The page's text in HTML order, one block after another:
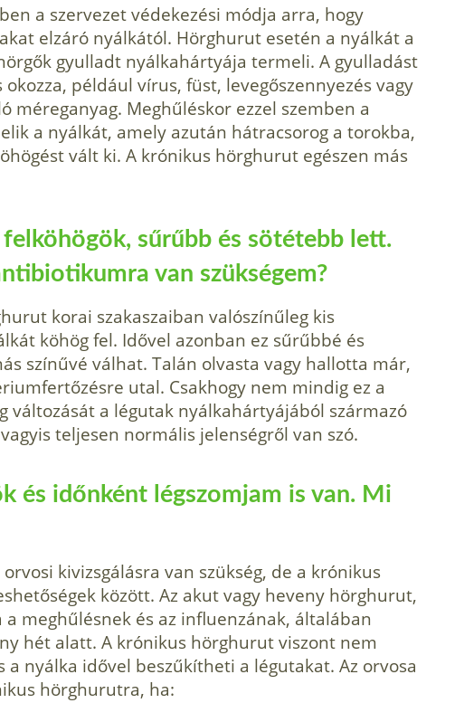
a szervezet védekezési módja arra, hogy
elzáró nyálkától. Hörghurut esetén a nyálkát a
gyulladt nyálkahártyája termeli. A gyulladást
például vírus, füst, levegőszennyezés vagy
méreganyag. Meghűléskor ezzel szemben a
a nyálkát, amely azután hátracsorog a torokba,
vált ki. A krónikus hörghurut egészen más
sűrűbb és sötétebb lett.
van szükségem?
korai szakaszaiban valószínűleg kis
köhög fel. Idővel azonban ez sűrűbbé és
színűvé válhat. Talán olvasta vagy hallotta már,
utal. Csakhogy nem mindig ez a
változását a légutak nyálkahártyájából származó
teljesen normális jelenségről van szó.
és időnként légszomjam is van. Mi
kivizsgálásra van szükség, de a krónikus
között. Az akut vagy heveny hörghurut,
meghűlésnek és az influenzának, általában
hét alatt. A krónikus hörghurut viszont nem
a nyálka idővel beszűkítheti a légutakat. Az orvosa
hörghurutra, ha: